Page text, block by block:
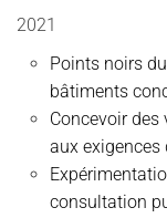
2021
Points noirs
bâtiments
Concevoir
aux exigences
consultation